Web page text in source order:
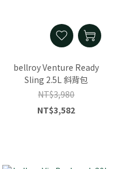
bellroy Venture Ready
Sling 2.5L 斜背包
NT$3,980
NT$3,582